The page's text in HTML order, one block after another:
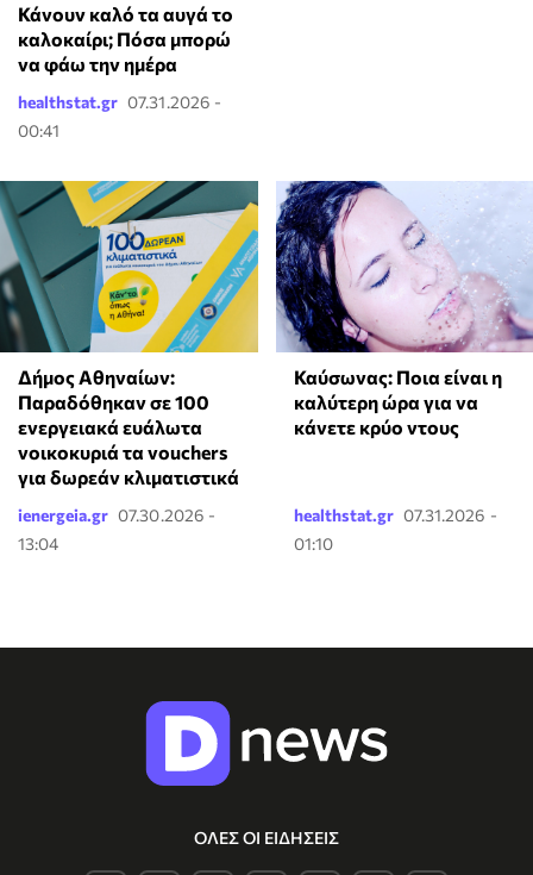
Κάνουν καλό τα αυγά το
καλοκαίρι; Πόσα μπορώ
να φάω την ημέρα
healthstat.gr 07.31.2026 -
00:41
Δήμος Αθηναίων:
Παραδόθηκαν σε 100
ενεργειακά ευάλωτα
νοικοκυριά τα vouchers
για δωρεάν κλιματιστικά
ienergeia.gr 07.30.2026 -
13:04
Καύσωνας: Ποια είναι η
καλύτερη ώρα για να
κάνετε κρύο ντους
healthstat.gr 07.31.2026 -
01:10
ΟΛΕΣ ΟΙ ΕΙΔΗΣΕΙΣ